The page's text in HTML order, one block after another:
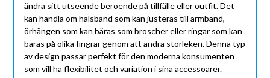
ändra sitt utseende beroende på tillfälle eller outfit. Det
kan handla om halsband som kan justeras till armband,
örhängen som kan bäras som broscher eller ringar som kan
bäras på olika fingrar genom att ändra storleken. Denna typ
av design passar perfekt för den moderna konsumenten
som vill ha flexibilitet och variation i sina accessoarer.